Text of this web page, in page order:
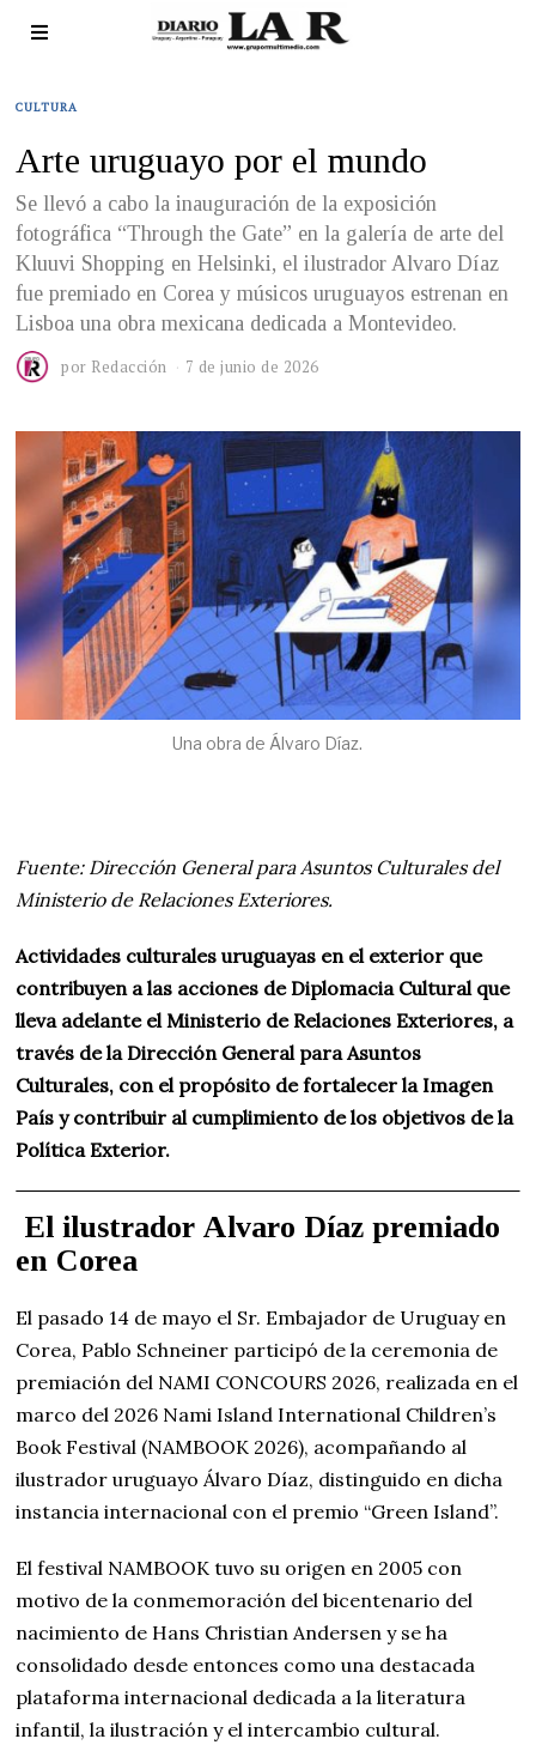
CULTURA
Arte uruguayo por el mundo
Se llevó a cabo la inauguración de la exposición
fotográfica “Through the Gate” en la galería de arte del
Kluuvi Shopping en Helsinki, el ilustrador Alvaro Díaz
fue premiado en Corea y músicos uruguayos estrenan en
Lisboa una obra mexicana dedicada a Montevideo.
por Redacción 7 de junio de 2026
Una obra de Álvaro Díaz.
Fuente: Dirección General para Asuntos Culturales del
Ministerio de Relaciones Exteriores.
Actividades culturales uruguayas en el exterior que
contribuyen a las acciones de Diplomacia Cultural que
lleva adelante el Ministerio de Relaciones Exteriores, a
través de la Dirección General para Asuntos
Culturales, con el propósito de fortalecer la Imagen
País y contribuir al cumplimiento de los objetivos de la
Política Exterior.
El ilustrador Alvaro Díaz premiado
en Corea
El pasado 14 de mayo el Sr. Embajador de Uruguay en
Corea, Pablo Schneiner participó de la ceremonia de
premiación del NAMI CONCOURS 2026, realizada en el
marco del 2026 Nami Island International Children’s
Book Festival (NAMBOOK 2026), acompañando al
ilustrador uruguayo Álvaro Díaz, distinguido en dicha
instancia internacional con el premio “Green Island”.
El festival NAMBOOK tuvo su origen en 2005 con
motivo de la conmemoración del bicentenario del
nacimiento de Hans Christian Andersen y se ha
consolidado desde entonces como una destacada
plataforma internacional dedicada a la literatura
infantil, la ilustración y el intercambio cultural.